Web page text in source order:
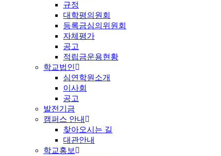
규정
대학평의원회
등록금심의위원회
자체평가
공고
적립금운용현황
학교법인
심연학원소개
이사회
공고
발전기금
캠퍼스 안내
찾아오시는 길
대관안내
학교홍보